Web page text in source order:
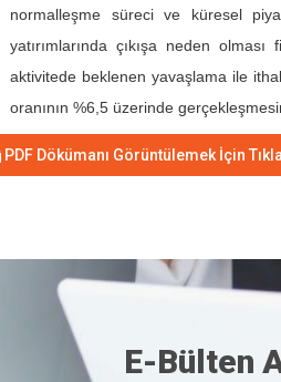
normalleşme süreci ve küresel
yatırımlarında çıkışa neden
aktivitede beklenen yavaşlama ile
oranının %6,5 üzerinde
PDF Dökümanı Görüntülemek İçin
E-Bülten